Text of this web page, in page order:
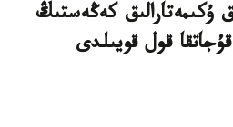
ۇكىمەتارالىق كەڭەستىڭ
قول قويىلدى